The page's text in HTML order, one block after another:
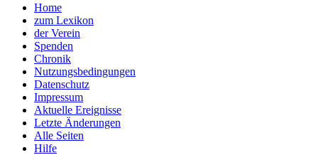
Home
zum Lexikon
der Verein
Spenden
Chronik
Nutzungsbedingungen
Datenschutz
Impressum
Aktuelle Ereignisse
Letzte Änderungen
Alle Seiten
Hilfe